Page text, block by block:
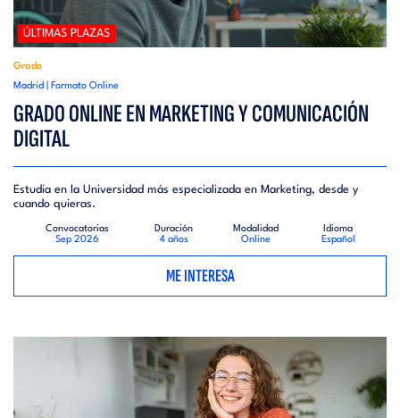
ÚLTIMAS PLAZAS
Grado
Madrid | Formato Online
GRADO ONLINE EN MARKETING Y COMUNICACIÓN
DIGITAL
Estudia en la Universidad más especializada en Marketing, desde y
cuando quieras.
Convocatorias
Sep 2026
Duración
4 años
Modalidad
Online
Idioma
Español
ME INTERESA